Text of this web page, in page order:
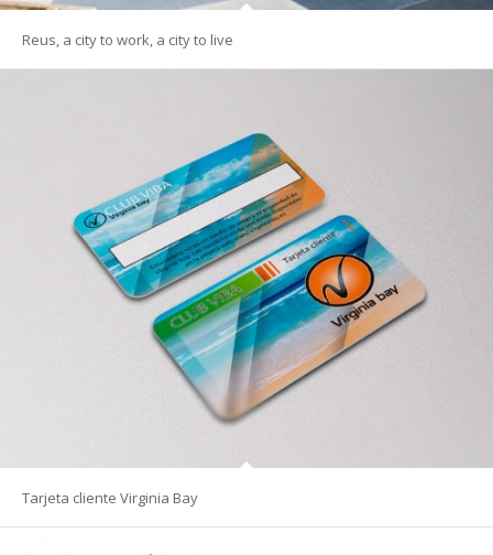
Reus, a city to work, a city to live
Tarjeta cliente Virginia Bay